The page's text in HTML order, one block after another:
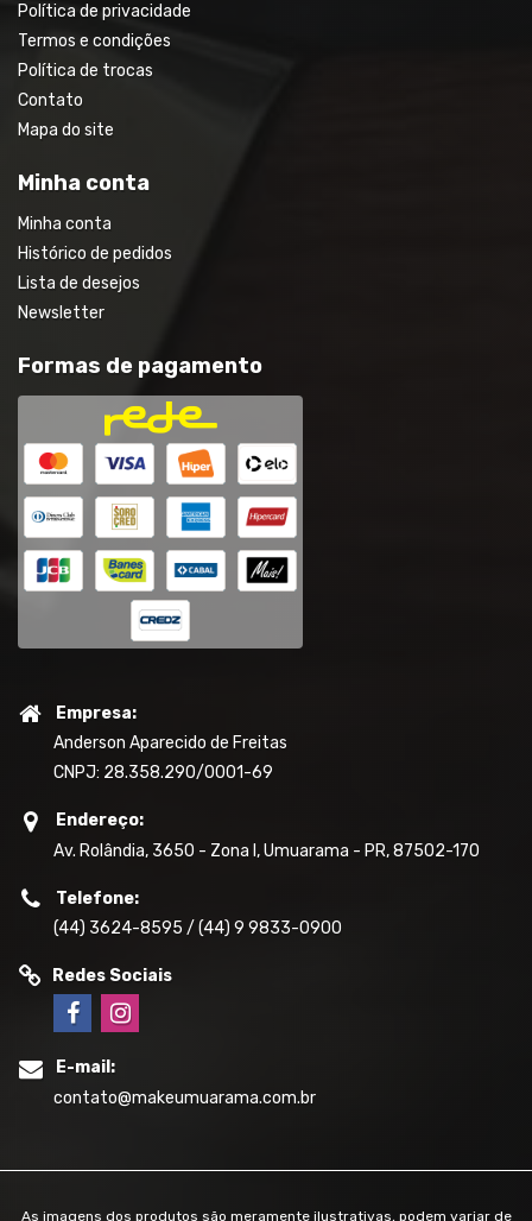
Política de privacidade
Termos e condições
Política de trocas
Contato
Mapa do site
Minha conta
Minha conta
Histórico de pedidos
Lista de desejos
Newsletter
Formas de pagamento
Empresa:
Anderson Aparecido de Freitas
CNPJ: 28.358.290/0001-69
Endereço:
Av. Rolândia, 3650 - Zona I, Umuarama - PR, 87502-170
Telefone:
(44) 3624-8595 / (44) 9 9833-0900
Redes Sociais
E-mail:
contato@makeumuarama.com.br
As imagens dos produtos são meramente ilustrativas, podem variar de